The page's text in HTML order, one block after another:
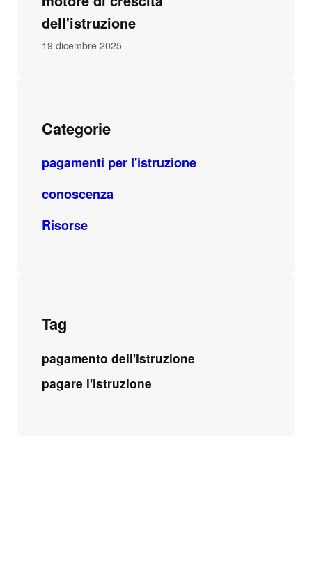
dell'istruzione
19 dicembre 2025
Categorie
pagamenti per l'istruzione
conoscenza
Risorse
Tag
pagamento dell'istruzione
pagare l'istruzione